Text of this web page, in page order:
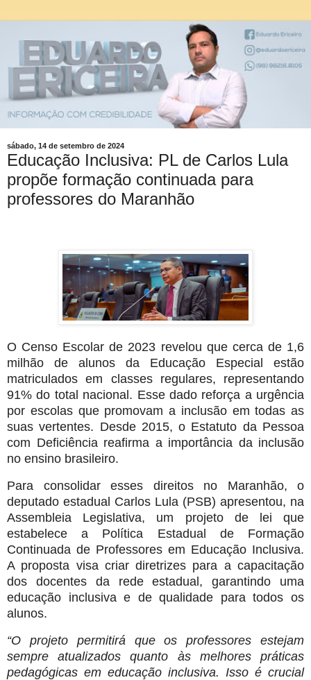
sábado, 14 de setembro de 2024
Educação Inclusiva: PL de Carlos Lula
propõe formação continuada para
professores do Maranhão
O Censo Escolar de 2023 revelou que cerca de 1,6
milhão de alunos da Educação Especial estão
matriculados em classes regulares, representando
91% do total nacional. Esse dado reforça a urgência
por escolas que promovam a inclusão em todas as
suas vertentes. Desde 2015, o Estatuto da Pessoa
com Deficiência reafirma a importância da inclusão
no ensino brasileiro.
Para consolidar esses direitos no Maranhão, o
deputado estadual Carlos Lula (PSB) apresentou, na
Assembleia Legislativa, um projeto de lei que
estabelece a Política Estadual de Formação
Continuada de Professores em Educação Inclusiva.
A proposta visa criar diretrizes para a capacitação
dos docentes da rede estadual, garantindo uma
educação inclusiva e de qualidade para todos os
alunos.
“O projeto permitirá que os professores estejam
sempre atualizados quanto às melhores práticas
pedagógicas em educação inclusiva. Isso é crucial